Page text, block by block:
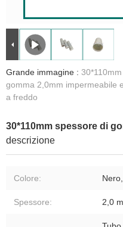
Grande immagine :
gomma 2,0mm impermeabile
a freddo
30*110mm spessore di
descrizione
Colore:
Spessore: 2,0